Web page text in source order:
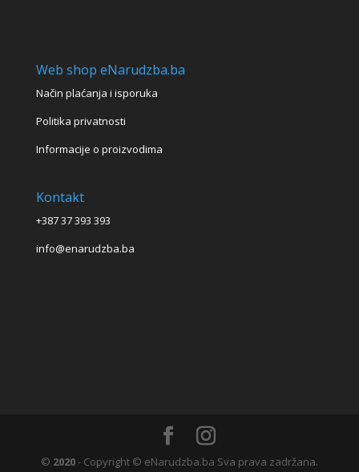
Web shop eNarudzba.ba
Način plaćanja i isporuka
Politika privatnosti
Informacije o proizvodima
Kontakt
+387 37 393 393
info@enarudzba.ba
© 2020- Copyright © eNarudzba.ba Sva prava zadržana.